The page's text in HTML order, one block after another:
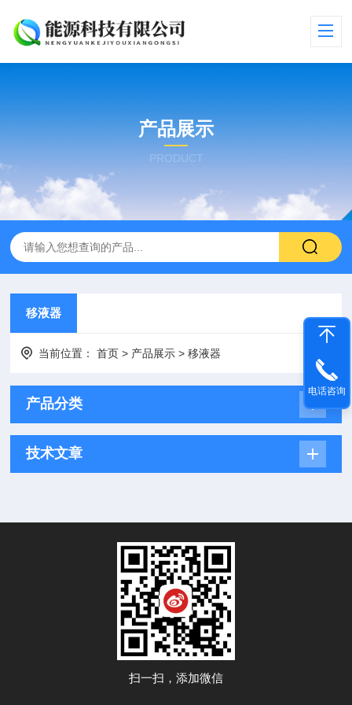
产品展示
PRODUCT
移液器
当前位置：首页 > 产品展示 >移液器
产品分类
技术文章
扫一扫，添加微信
电话咨询